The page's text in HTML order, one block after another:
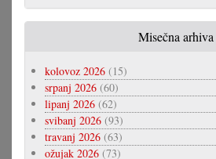
Misečna arhiva
kolovoz 2026 (15)
srpanj 2026 (60)
lipanj 2026 (62)
svibanj 2026 (93)
travanj 2026 (63)
ožujak 2026 (73)